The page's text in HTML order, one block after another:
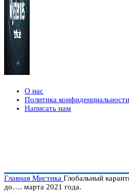
О нас
Политика конфиденциальности
Написать нам
Главная Мистика Глобальный
до…. марта 2021 года.